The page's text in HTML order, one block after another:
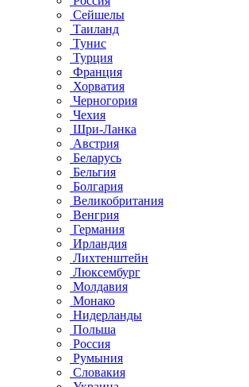
Сейшелы
Таиланд
Тунис
Турция
Франция
Хорватия
Черногория
Чехия
Шри-Ланка
Австрия
Беларусь
Бельгия
Болгария
Великобритания
Венгрия
Германия
Ирландия
Лихтенштейн
Люксембург
Молдавия
Монако
Нидерланды
Польша
Россия
Румыния
Словакия